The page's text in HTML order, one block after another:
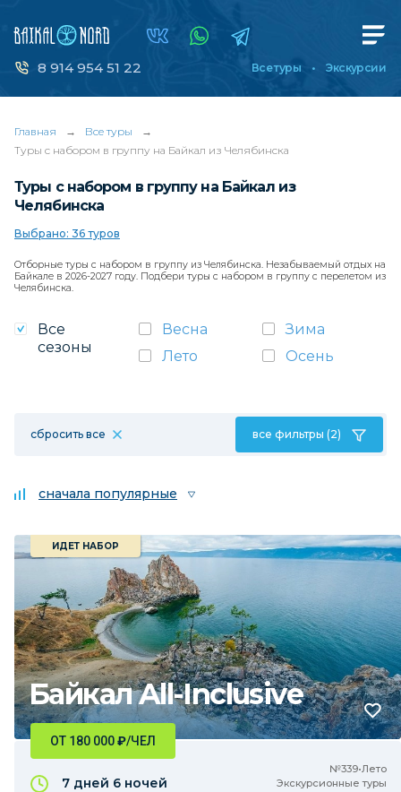
8 914 954 51 22 Все туры Экскурсии
Главная → Все туры
→
Туры с набором в группу на Байкал из Челябинска
Туры с набором в группу на Байкал из
Челябинска
Выбрано: 36 туров
Отборные туры с набором в группу из Челябинска. Незабываемый отдых на
Байкале в 2026-2027 году. Подбери туры с набором в группу с перелетом из
Челябинска.
Все
сезоны
Весна
Зима
Лето
Осень
сбросить все все фильтры (2)
сначала популярные
Байкал All-Inclusive
ИДЕТ НАБОР
№339•Лето
Экскурсионные туры
ОТ 180 000₽/ЧЕЛ
7 дней 6 ночей